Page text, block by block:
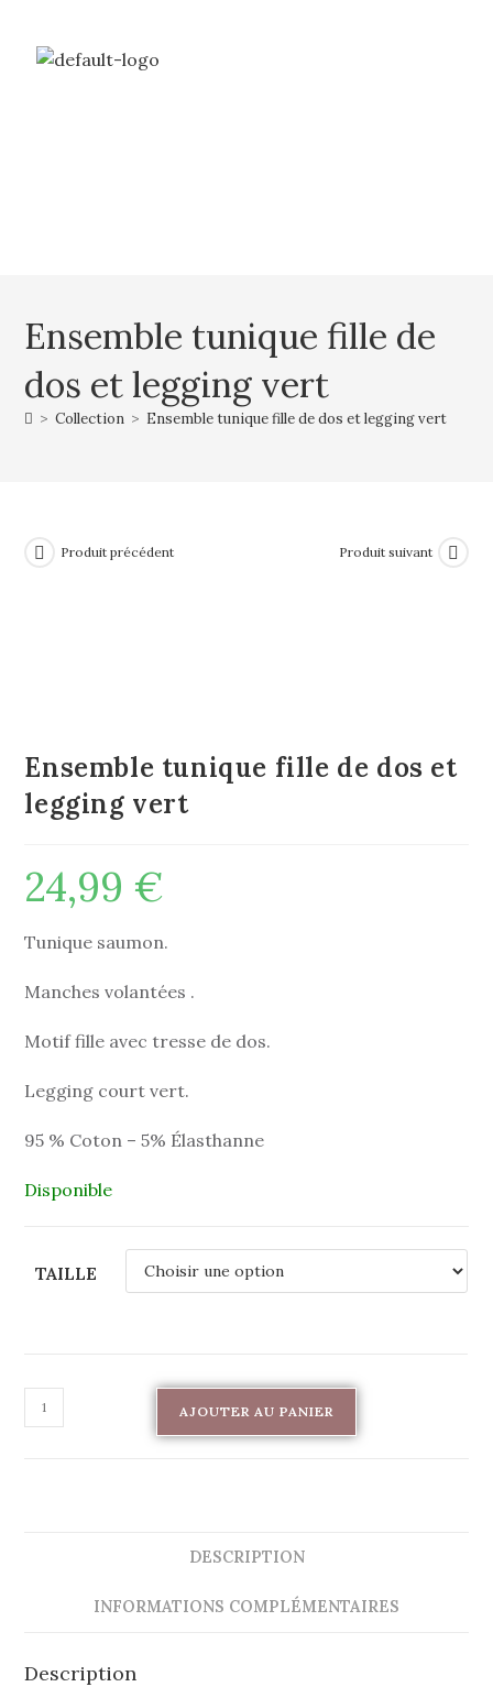
Ensemble tunique fille de
dos et legging vert
> Collection > Ensemble tunique fille de dos et legging vert
Produit précédent Produit suivant
Ensemble tunique fille de dos et
legging vert
24,99 €
Tunique saumon.
Manches volantées .
Motif fille avec tresse de dos.
Legging court vert.
95 % Coton – 5% Élasthanne
Disponible
TAILLE
AJOUTER AU PANIER
DESCRIPTION
INFORMATIONS COMPLÉMENTAIRES
Description